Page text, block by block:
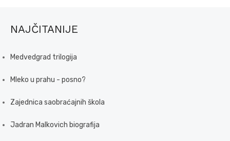
NAJČITANIJE
Medvedgrad trilogija
Mleko u prahu - posno?
Zajednica saobraćajnih škola
Jadran Malkovich biografija